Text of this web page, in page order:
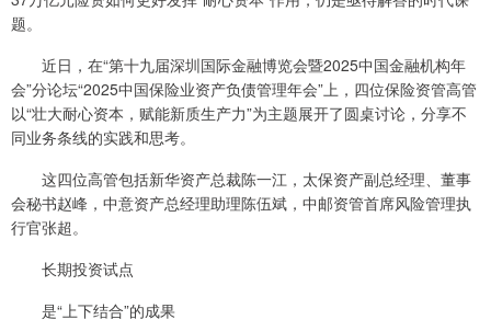
题。
近日，在“第十九届深圳国际金融博览会暨2025中国金融机构年
会”分论坛“2025中国保险业资产负债管理年会”上，四位保险资管高管
以“壮大耐心资本，赋能新质生产力”为主题展开了圆桌讨论，分享不
同业务条线的实践和思考。
这四位高管包括新华资产总裁陈一江，太保资产副总经理、董事
会秘书赵峰，中意资产总经理助理陈伍斌，中邮资管首席风险管理执
行官张超。
长期投资试点
是“上下结合”的成果